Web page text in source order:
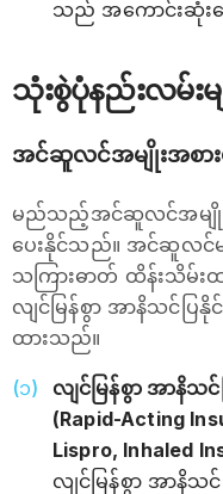
သည် အကောင်းဆုံး
သုံးစွဲပုံနည်းလမ်းမ
အင်ဆူလင်အမျိုးအစားမ
မည်သည့်အင်ဆူလင်အမျိုး
ပေးနိုင်သည်။ အင်ဆူလင်
သကြားဓာတ် ထိန်းသိမ်း
လျင်မြန်စွာ အာနိသင်ပြ
ထားသည်။
လျင်မြန်စွာ အာနိ
(Rapid-Acting
Lispro, Inhaled
လျင်မြန်စွာ အာနိ